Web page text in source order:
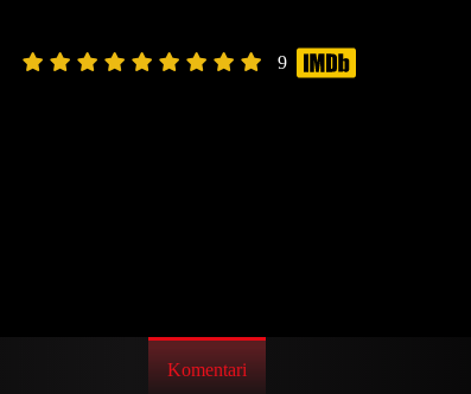
9
Komentari